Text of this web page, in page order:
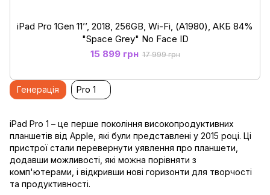
iPad Pro 1Gen 11’’, 2018, 256GB, Wi-Fi, (А1980), АКБ 84%
"Space Grey" No Face ID
15 899 грн 17 999 грн
iPad Pro 1 – це перше покоління високопродуктивних
планшетів від Apple, які були представлені у 2015 році. Ці
пристрої стали перевернути уявлення про планшети,
додавши можливості, які можна порівняти з
комп'ютерами, і відкривши нові горизонти для творчості
та продуктивності.
Генерація Pro 1